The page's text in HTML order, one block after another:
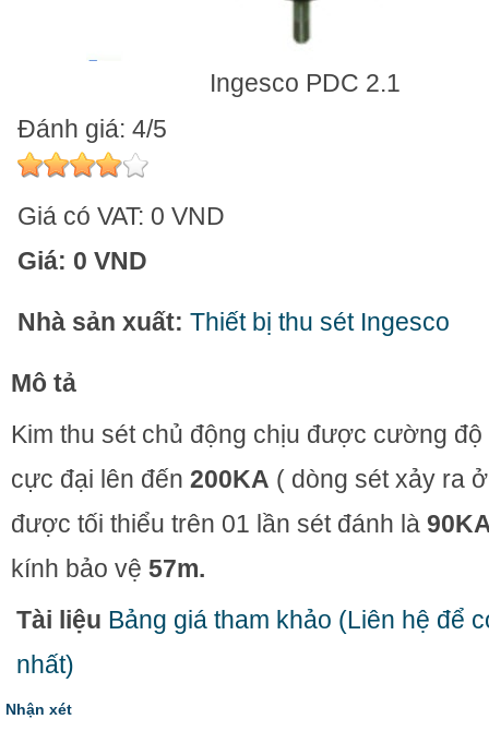
Ingesco PDC 2.1
Đánh giá: 4/5
Giá có VAT: 0 VND
Giá: 0 VND
Nhà sản xuất: Thiết bị thu sét Ingesco
Mô tả
Kim thu sét chủ động chịu được cường độ
cực đại lên đến 200KA ( dòng sét xảy ra
được tối thiểu trên 01 lần sét đánh là
kính bảo vệ 57m.
Tài liệu Bảng giá tham khảo (Liên hệ để
nhất)
Nhận xét